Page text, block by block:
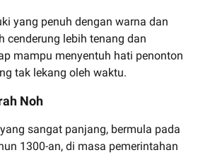
yang penuh dengan warna dan
cenderung lebih tenang dan
mampu menyentuh hati penonton
tak lekang oleh waktu.
Noh
sangat panjang, bermula pada
1300-an, di masa pemerintahan